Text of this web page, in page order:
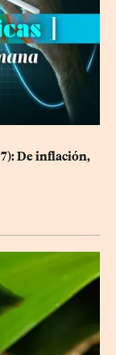
7): De inflación,